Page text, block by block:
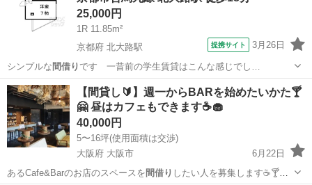
25,000円
1R 11.85m²
京都府 北大路駅
提携サイト 3月26日
シンプルな 間借り です 一昔前の学生賃貸はこんな感じでし…
京都 京都市 北大路駅 アパート
【間貸し🔰】週一からBARを始めたいかた🍸
🤗 昼はカフェもできます☕️🧁
40,000円
5〜16坪(使用面積は交渉)
大阪府 大阪市
6月22日
あるCafe&Barのお店のスペースを間借り したい人を募集します☕️🍸✨